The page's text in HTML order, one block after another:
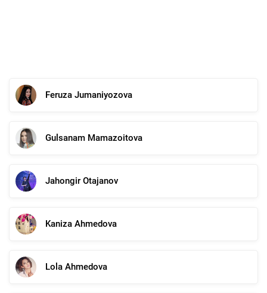
Feruza Jumaniyozova
Gulsanam Mamazoitova
Jahongir Otajanov
Kaniza Ahmedova
Lola Ahmedova